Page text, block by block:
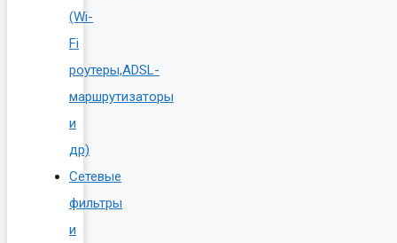
(Wi-
Fi
роутеры,ADSL-
маршрутизаторы
и
др)
Сетевые
фильтры
и